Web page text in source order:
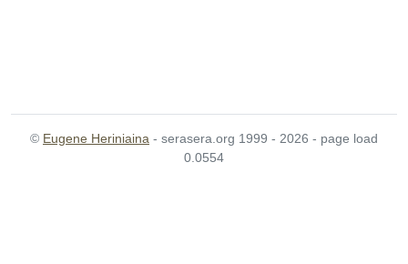
© Eugene Heriniaina - serasera.org 1999 - 2026 - page load
0.0554